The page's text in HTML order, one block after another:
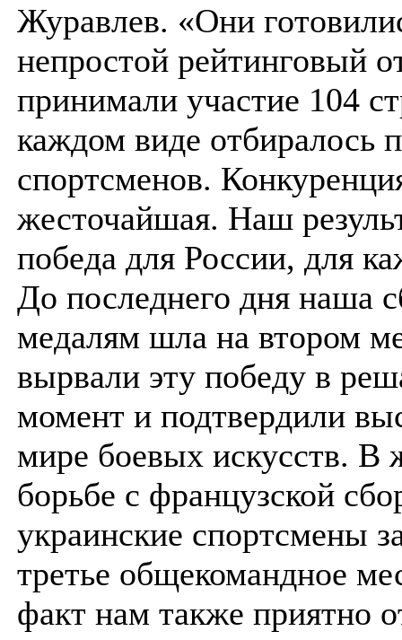
Журавлев. «Они
непростой рейтинговый
принимали участие 104
каждом виде отбиралось
спортсменов.
жесточайшая. Наш
победа для России, для
До последнего дня наша
медалям шла на втором
вырвали эту победу в
момент и подтвердили
мире боевых искусств. В
борьбе с французской
украинские спортсмены
третье общекомандное
факт нам также приятно